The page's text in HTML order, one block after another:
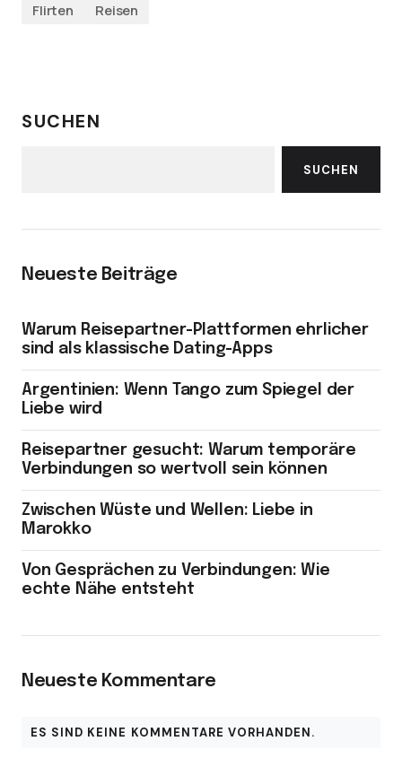
Flirten Reisen
SUCHEN
SUCHEN
Neueste Beiträge
Warum Reisepartner-Plattformen ehrlicher
sind als klassische Dating-Apps
Argentinien: Wenn Tango zum Spiegel der
Liebe wird
Reisepartner gesucht: Warum temporäre
Verbindungen so wertvoll sein können
Zwischen Wüste und Wellen: Liebe in
Marokko
Von Gesprächen zu Verbindungen: Wie
echte Nähe entsteht
Neueste Kommentare
ES SIND KEINE KOMMENTARE VORHANDEN.